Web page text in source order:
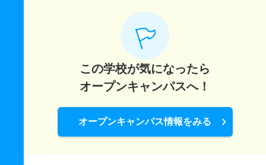
この学校が気になったら
オープンキャンパスへ！
オープンキャンパス情報をみる